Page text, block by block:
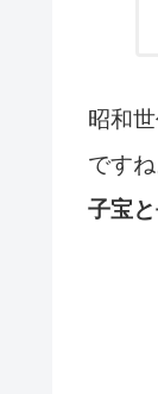
昭和
ですね
子宝